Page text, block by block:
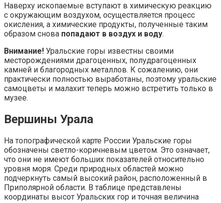
Наверху ископаемые вступают в химическую реакцию
с окружающим воздухом, осуществляется процесс
окисления, а химические продукты, полученные таким
образом снова попадают в воздух и воду.
Внимание! Уральские горы известны своими
месторождениями драгоценных, полудрагоценных
камней и благородных металлов. К сожалению, они
практически полностью выработаны, поэтому уральские
самоцветы и малахит теперь можно встретить только в
музее.
Вершины Урала
На топографической карте России Уральские горы
обозначены светло-коричневым цветом. Это означает,
что они не имеют больших показателей относительно
уровня моря. Среди природных областей можно
подчеркнуть самый высокий район, расположенный в
Приполярной области. В таблице представлены
координаты высот Уральских гор и точная величина